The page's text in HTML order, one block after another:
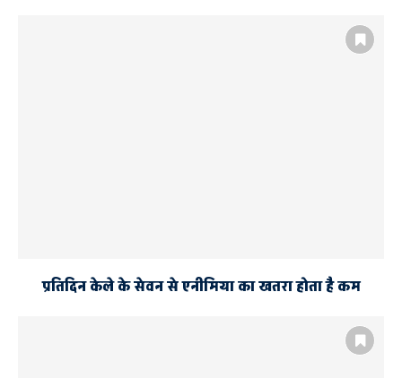
प्रतिदिन केले के सेवन से एनीमिया का खतरा होता है कम